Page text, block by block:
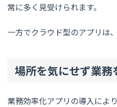
常に多く見受けられます。
一方でクラウド型のアプリは
場所を気にせず業務
業務効率化アプリの導入によ